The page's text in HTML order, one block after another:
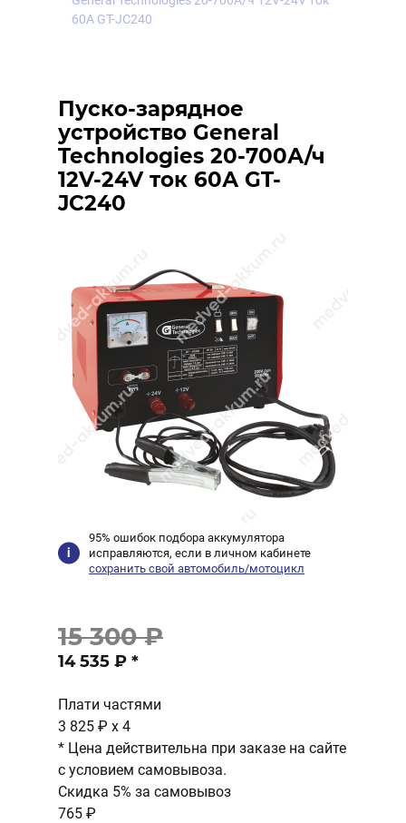
60А GT-JC240
Пуско-зарядное
устройство General
Technologies 20-700А/ч
12V-24V ток 60А GT-
JC240
95% ошибок подбора аккумулятора
исправляются, если в личном кабинете
сохранить свой автомобиль/мотоцикл
15 300 ₽
14 535 ₽ *
Плати частями
3 825 ₽ x 4
* Цена действительна при заказе на сайте
с условием самовывоза.
Скидка 5% за самовывоз
765 ₽